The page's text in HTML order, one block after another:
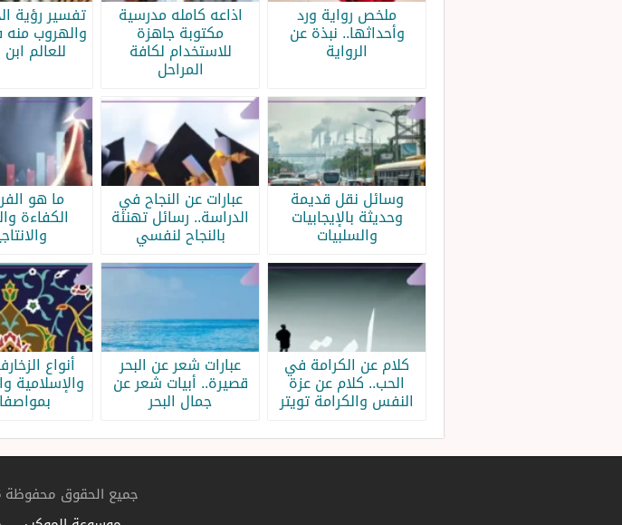
ملخص رواية ورد
وأحداثها.. نبذة عن
الرواية
اذاعه كامله مدرسية
مكتوبة جاهزة
للاستخدام لكافة
المراحل
تفسير رؤية
والهروب منه
للعالم
وسائل نقل قديمة
وحديثة بالإيجابيات
والسلبيات
عبارات عن النجاح في
الدراسة.. رسائل تهنئة
بالنجاح لنفسي
ما هو
الكفاءة
كلام عن الكرامة في
الحب.. كلام عن عزة
النفس والكرامة تويتر
عبارات شعر عن البحر
قصيرة.. أبيات شعر عن
جمال البحر
أنواع
والإسلامية
جميع الحقوق محفوظة 2026 © القلعة نيوز